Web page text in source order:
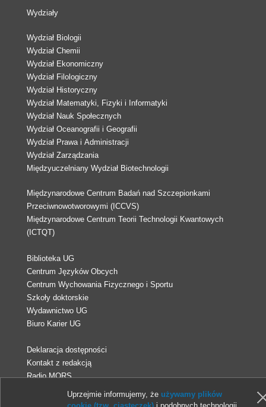
Wydziały
Wydział Biologii
Wydział Chemii
Wydział Ekonomiczny
Wydział Filologiczny
Wydział Historyczny
Wydział Matematyki, Fizyki i Informatyki
Wydział Nauk Społecznych
Wydział Oceanografii i Geografii
Wydział Prawa i Administracji
Wydział Zarządzania
Międzyuczelniany Wydział Biotechnologii
Międzynarodowe Centrum Badań nad Szczepionkami
Przeciwnowotworowymi (ICCVS)
Międzynarodowe Centrum Teorii Technologii Kwantowych
(ICTQT)
Biblioteka UG
Centrum Języków Obcych
Centrum Wychowania Fizycznego i Sportu
Szkoły doktorskie
Wydawnictwo UG
Biuro Karier UG
Deklaracja dostępności
Kontakt z redakcją
Radio MORS
Uprzejmie informujemy, że używamy plików